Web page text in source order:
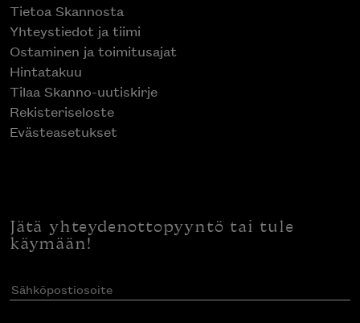
Tietoa Skannosta
Yhteystiedot ja tiimi
Ostaminen ja toimitusajat
Hintatakuu
Tilaa Skanno-uutiskirje
Rekisteriseloste
Evästeasetukset
Jätä yhteydenottopyyntö tai tule
käymään!
Sähköpostiosoite(Pakollinen)